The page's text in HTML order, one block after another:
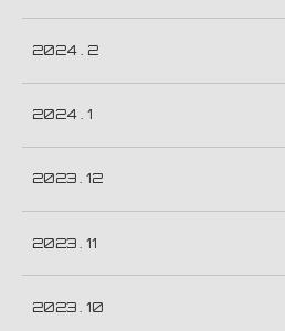
2024 . 2
2024 . 1
2023 . 12
2023 . 11
2023 . 10